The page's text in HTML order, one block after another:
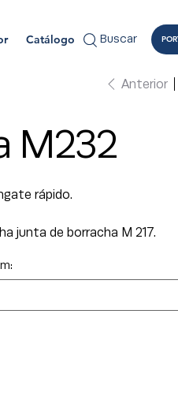
Catálogo Buscar
Anterior
M232
rápido.
junta de borracha M 217.